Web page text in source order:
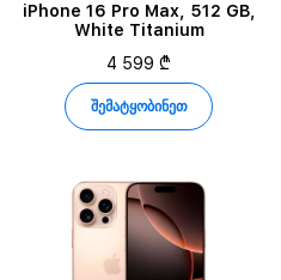
iPhone 16 Pro Max, 512 GB,
White Titanium
4 599 ₾
შემატყობინეთ